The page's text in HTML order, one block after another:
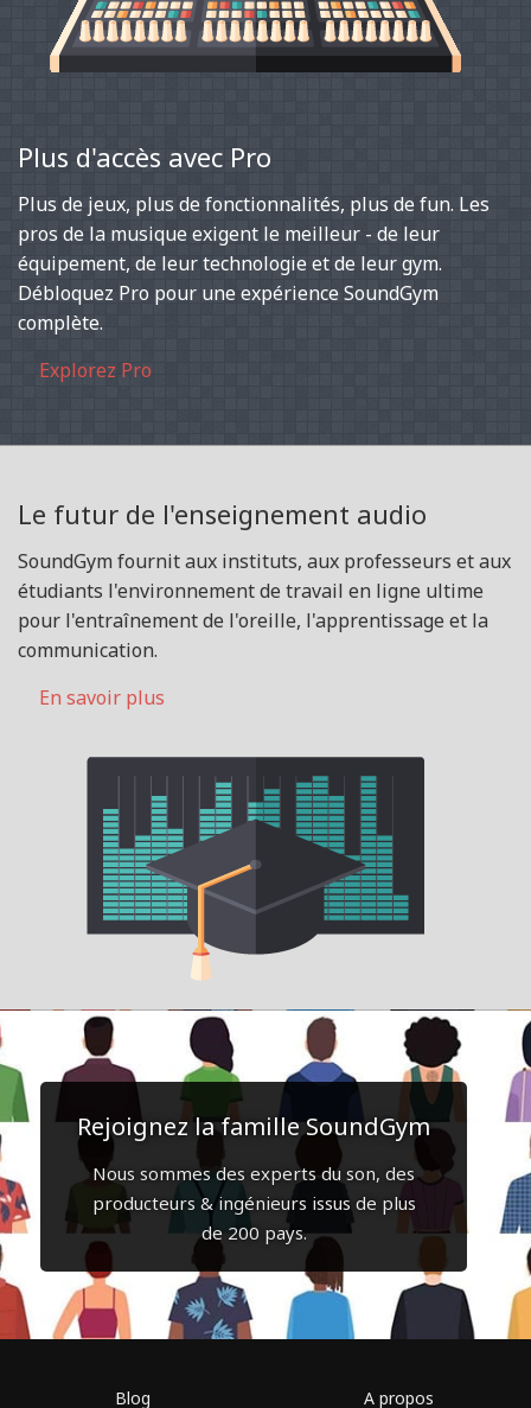
Plus d'accès avec Pro
Plus de jeux, plus de fonctionnalités, plus de fun. Les
pros de la musique exigent le meilleur - de leur
équipement, de leur technologie et de leur gym.
Débloquez Pro pour une expérience SoundGym
complète.
Explorez Pro
Le futur de l'enseignement audio
SoundGym fournit aux instituts, aux professeurs et aux
étudiants l'environnement de travail en ligne ultime
pour l'entraînement de l'oreille, l'apprentissage et la
communication.
En savoir plus
Rejoignez la famille SoundGym
Nous sommes des experts du son, des
producteurs & ingénieurs issus de plus
de 200 pays.
Blog A propos